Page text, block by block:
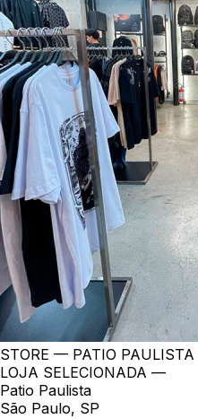
STORE — PATIO PAULISTA
LOJA SELECIONADA —
Patio Paulista
São Paulo, SP